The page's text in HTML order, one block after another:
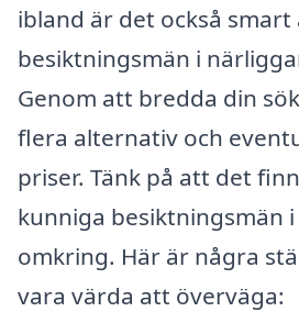
ibland är det också
besiktningsmän i
Genom att bredda din
flera alternativ och
priser. Tänk på att det
kunniga besiktningsmän
omkring. Här är några
vara värda att överväga: